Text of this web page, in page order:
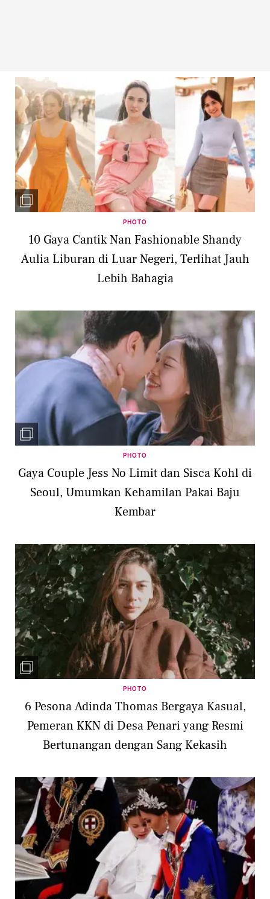
PHOTO
10 Gaya Cantik Nan Fashionable Shandy
Aulia Liburan di Luar Negeri, Terlihat Jauh
Lebih Bahagia
PHOTO
Gaya Couple Jess No Limit dan Sisca Kohl di
Seoul, Umumkan Kehamilan Pakai Baju
Kembar
PHOTO
6 Pesona Adinda Thomas Bergaya Kasual,
Pemeran KKN di Desa Penari yang Resmi
Bertunangan dengan Sang Kekasih